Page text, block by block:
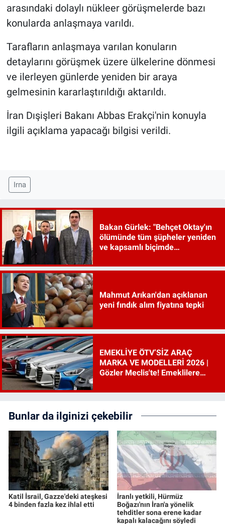
arasındaki dolaylı nükleer görüşmelerde bazı
konularda anlaşmaya varıldı.
Tarafların anlaşmaya varılan konuların
detaylarını görüşmek üzere ülkelerine dönmesi
ve ilerleyen günlerde yeniden bir araya
gelmesinin kararlaştırıldığı aktarıldı.
İran Dışişleri Bakanı Abbas Erakçi'nin konuyla
ilgili açıklama yapacağı bilgisi verildi.
Irna
Bakan Gürlek: "Behçet Oktay'ın
ölümünde tüm şüpheler yeniden
ve kapsamlı biçimde
Mahmut Arıkan'dan açıklanan
yeni fındık alım fiyatına tepki
EMEKLİYE ÖTV’SİZ ARAÇ
MARKA VE MODELLERİ 2026 |
Gözler Meclis'te! Emeklilere
ne?
Bunlar da ilginizi çekebilir
Katil İsrail, Gazze'deki ateşkesi
4 binden fazla kez ihlal etti
İranlı yetkili, Hürmüz
Boğazı'nın İran'a yönelik
tehditler sona erene kadar
kapalı kalacağını söyledi